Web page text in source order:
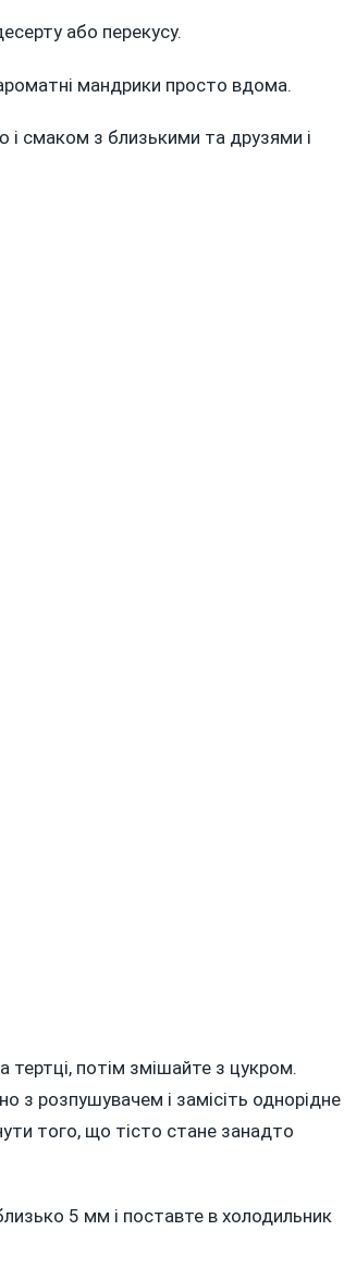
або перекусу.
мандрики просто вдома.
і смаком з близькими та друзями і
тертці, потім змішайте з цукром.
з розпушувачем і замісіть однорідне
того, що тісто стане занадто
5 мм і поставте в холодильник